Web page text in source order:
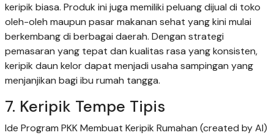
keripik biasa. Produk ini juga memiliki peluang dijual di toko
oleh-oleh maupun pasar makanan sehat yang kini mulai
berkembang di berbagai daerah. Dengan strategi
pemasaran yang tepat dan kualitas rasa yang konsisten,
keripik daun kelor dapat menjadi usaha sampingan yang
menjanjikan bagi ibu rumah tangga.
7. Keripik Tempe Tipis
Ide Program PKK Membuat Keripik Rumahan (created by AI)